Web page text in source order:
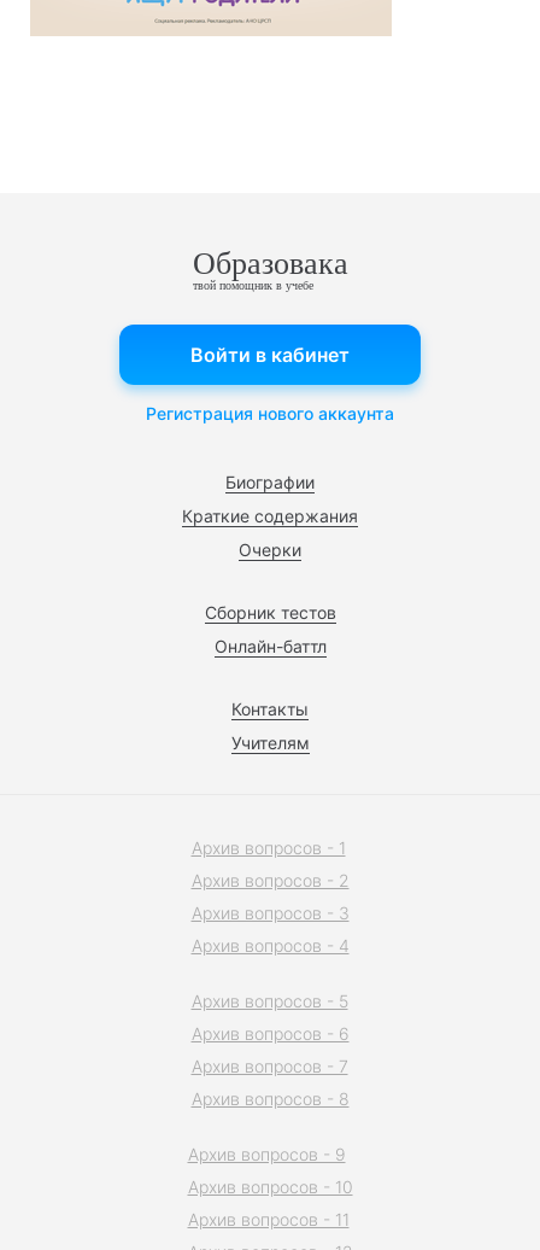
Образовака
твой помощник в учебе
Биографии
Краткие содержания
Очерки
Сборник тестов
Онлайн-баттл
Контакты
Учителям
Войти в кабинет
Регистрация нового аккаунта
Архив вопросов - 1
Архив вопросов - 2
Архив вопросов - 3
Архив вопросов - 4
Архив вопросов - 5
Архив вопросов - 6
Архив вопросов - 7
Архив вопросов - 8
Архив вопросов - 9
Архив вопросов - 10
Архив вопросов - 11